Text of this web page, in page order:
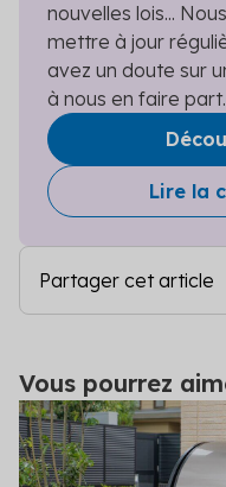
nouvelles lois...
mettre à jour
avez un doute sur
à nous en faire part.
Lire la
Partager cet article
Vous pourrez